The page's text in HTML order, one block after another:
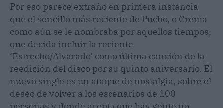
Por eso parece extraño en primera instancia
que el sencillo más reciente de Pucho, o Crema
como aún se le nombraba por aquellos tiempos,
que decida incluir la reciente
‘Estrecho/Alvarado’ como última canción de la
reedición del disco por su quinto aniversario. El
nuevo single es un ataque de nostalgia, sobre el
deseo de volver a los escenarios de 100
personas y donde acepta que hay gente no